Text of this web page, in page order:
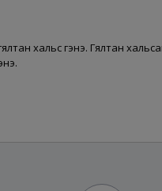
хальс гэнэ. Гялтан